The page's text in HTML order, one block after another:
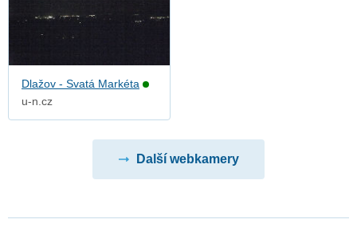
Dlažov - Svatá Markéta
u-n.cz
Další webkamery